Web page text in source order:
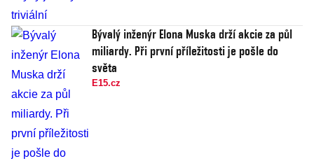
Bývalý inženýr Elona Muska drží akcie za půl
miliardy. Při první příležitosti je pošle do
světa
E15.cz